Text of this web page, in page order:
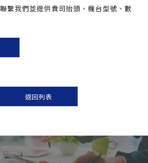
繫我們並提供貴司抬頭、機台型號、數
返回列表